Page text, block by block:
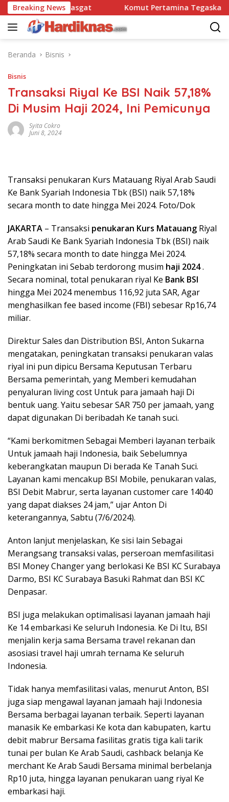
Langsung
ke
konten
Breaking News
90 Pasgat Komut Pertamina Tegaskan Tak
Beranda Bisnis
Bisnis
Transaksi Riyal Ke BSI Naik 57,18%
Di Musim Haji 2024, Ini Pemicunya
Syita Cokro
Juni 8, 2024
Transaksi penukaran Kurs Matauang Riyal Arab Saudi
Ke Bank Syariah Indonesia Tbk (BSI) naik 57,18%
secara month to date hingga Mei 2024. Foto/Dok
JAKARTA – Transaksi penukaran Kurs Matauang Riyal
Arab Saudi Ke Bank Syariah Indonesia Tbk (BSI) naik
57,18% secara month to date hingga Mei 2024.
Peningkatan ini Sebab terdorong musim haji 2024.
Secara nominal, total penukaran riyal Ke Bank BSI
hingga Mei 2024 menembus 116,92 juta SAR, Agar
menghasilkan fee based income (FBI) sebesar Rp16,74
miliar.
Direktur Sales dan Distribution BSI, Anton Sukarna
mengatakan, peningkatan transaksi penukaran valas
riyal ini pun dipicu Bersama Keputusan Terbaru
Bersama pemerintah, yang Memberi kemudahan
penyaluran living cost Untuk para jamaah haji Di
bentuk uang. Yaitu sebesar SAR 750 per jamaah, yang
dapat digunakan Di beribadah Ke tanah suci.
“Kami berkomitmen Sebagai Memberi layanan terbaik
Untuk jamaah haji Indonesia, baik Sebelumnya
keberangkatan maupun Di berada Ke Tanah Suci.
Layanan kami mencakup BSI Mobile, penukaran valas,
BSI Debit Mabrur, serta layanan customer care 14040
yang dapat diakses 24 jam,” ujar Anton Di
keterangannya, Sabtu (7/6/2024).
Anton lanjut menjelaskan, Ke sisi lain Sebagai
Merangsang transaksi valas, perseroan memfasilitasi
BSI Money Changer yang berlokasi Ke BSI KC Surabaya
Darmo, BSI KC Surabaya Basuki Rahmat dan BSI KC
Denpasar.
BSI juga melakukan optimalisasi layanan jamaah haji
Ke 14 embarkasi Ke seluruh Indonesia. Ke Di Itu, BSI
menjalin kerja sama Bersama travel rekanan dan
asosiasi travel haji umrah ternama Ke seluruh
Indonesia.
Tidak hanya memfasilitasi valas, menurut Anton, BSI
juga siap mengawal layanan jamaah haji Indonesia
Bersama berbagai layanan terbaik. Seperti layanan
manasik Ke embarkasi Ke kota dan kabupaten, kartu
debit mabrur Bersama fasilitas gratis tiga kali tarik
tunai per bulan Ke Arab Saudi, cashback belanja Ke
merchant Ke Arab Saudi Bersama minimal berbelanja
Rp10 juta, hingga layanan penukaran uang riyal Ke
embarkasi haji.